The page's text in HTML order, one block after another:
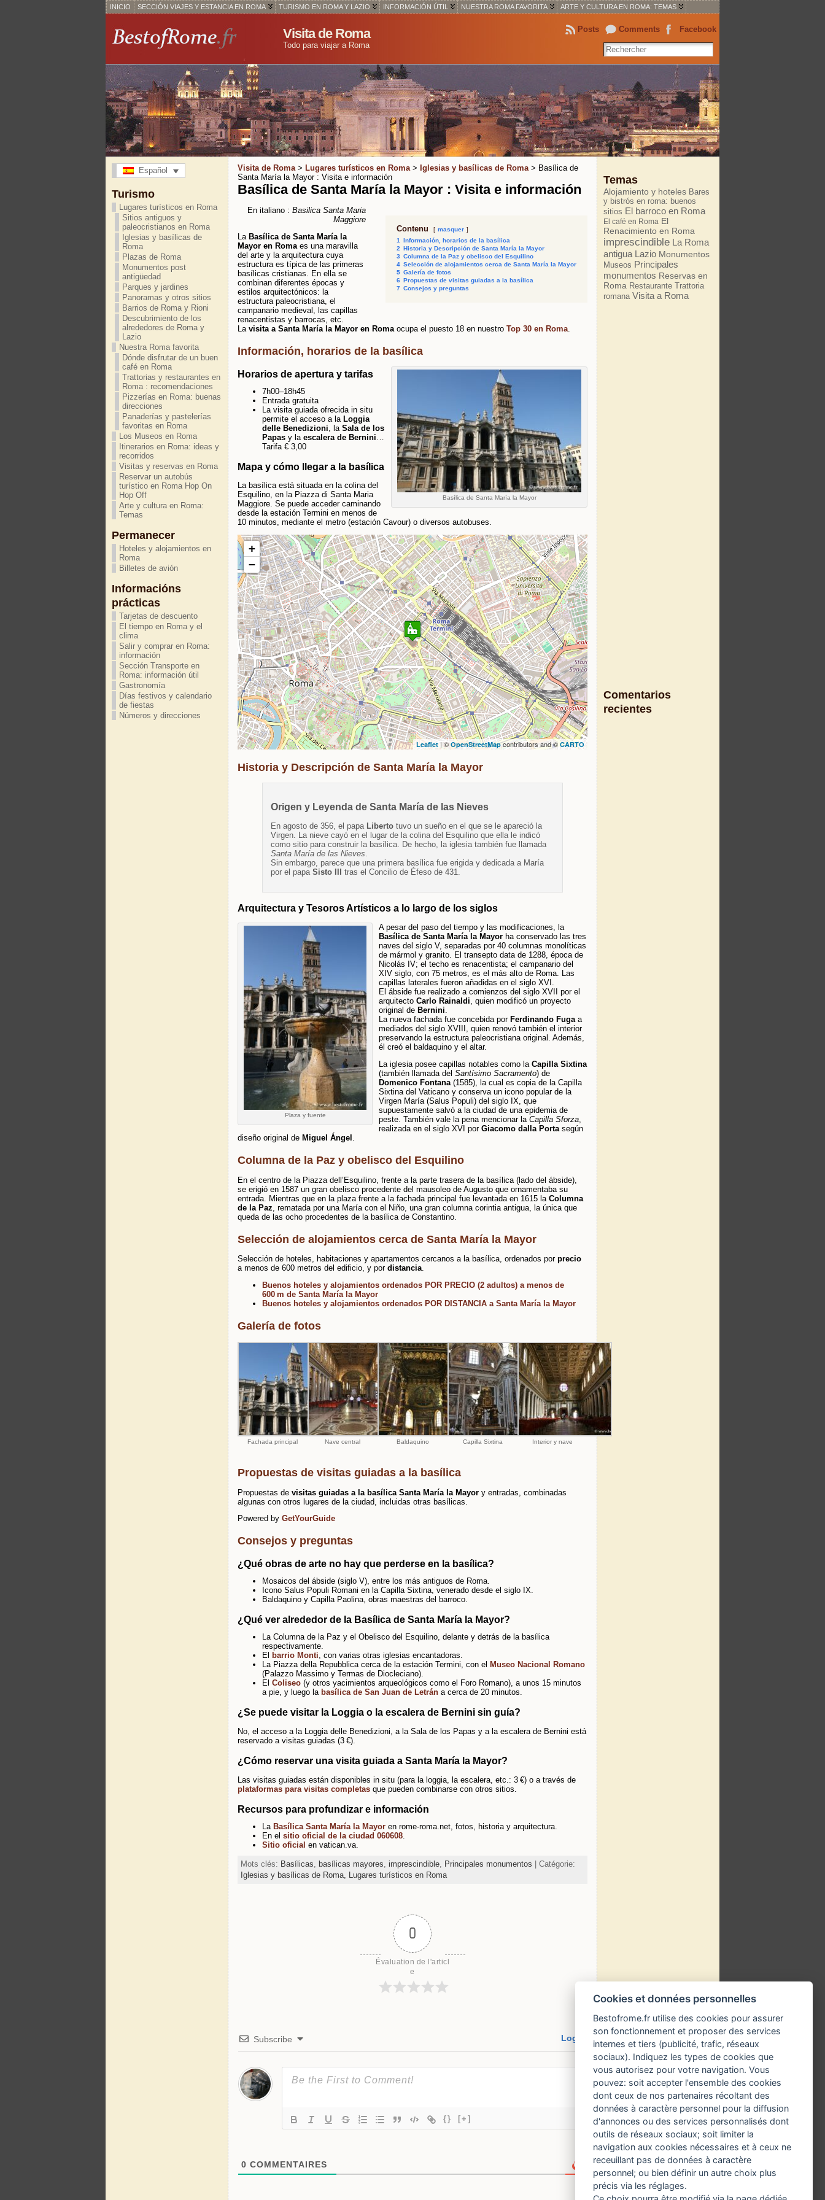
INICIO SECCIÓN VIAJES Y ESTANCIA EN ROMA TURISMO EN ROMA Y LAZIO INFORMACIÓN ÚTIL NUESTRA ROMA FAVORITA ARTE Y CULTURA EN ROMA: TEMAS
Visita de Roma
Todo para viajar a Roma
Facebook
Comments
Posts
Español
Turismo
Lugares turísticos en Roma
Sitios antiguos y
paleocristianos en Roma
Iglesias y basílicas de
Roma
Plazas de Roma
Monumentos post
antigüedad
Parques y jardines
Panoramas y otros sitios
Barrios de Roma y Rioni
Descubrimiento de los
alrededores de Roma y
Lazio
Nuestra Roma favorita
Dónde disfrutar de un buen
café en Roma
Trattorias y restaurantes en
Roma : recomendaciones
Pizzerías en Roma: buenas
direcciones
Panaderías y pastelerías
favoritas en Roma
Los Museos en Roma
Itinerarios en Roma: ideas y
recorridos
Visitas y reservas en Roma
Reservar un autobús
turístico en Roma Hop On
Hop Off
Arte y cultura en Roma:
Temas
Permanecer
Hoteles y alojamientos en
Roma
Billetes de avión
Informacións
prácticas
Tarjetas de descuento
El tiempo en Roma y el
clima
Salir y comprar en Roma:
información
Sección Transporte en
Roma: información útil
Gastronomía
Días festivos y calendario
de fiestas
Números y direcciones
Visita de Roma> Lugares turísticos en Roma> Iglesias y basílicas de Roma> Basílica de
Santa María la Mayor : Visita e información
Basílica de Santa María la Mayor : Visita e información
Contenu
masquer
1
Información, horarios de la basílica
2 Historia y Descripción de Santa María la Mayor
3 Columna de la Paz y obelisco del Esquilino
4 Selección de alojamientos cerca de Santa María la Mayor
5 Galería de fotos
6 Propuestas de visitas guiadas a la basílica
7 Consejos y preguntas
En italiano : Basilica Santa Maria
Maggiore
La Basílica de Santa María la
Mayor en Roma es una maravilla
del arte y la arquitectura cuya
estructura es típica de las primeras
basílicas cristianas. En ella se
combinan diferentes épocas y
estilos arquitectónicos: la
estructura paleocristiana, el
campanario medieval, las capillas
renacentistas y barrocas, etc.
La visita a Santa María la Mayor en Roma ocupa el puesto 18 en nuestro Top 30 en Roma
Información, horarios de la basílica
Basílica de Santa María la Mayor
Horarios de apertura y tarifas
7h00–18h45
Entrada gratuita
La visita guiada ofrecida in situ
permite el acceso a la Loggia
delle Benedizioni , la Sala de los
Papas y la escalera de Bernini
Tarifa € 3,00
Mapa y cómo llegar a la basílica
La basílica está situada en la colina del
Esquilino, en la Piazza di Santa Maria
Maggiore. Se puede acceder caminando
desde la estación Termini en menos de
10 minutos, mediante el metro (estación Cavour) o diversos autobuses.
Travelers' Map is loading...
If you see this after your page is loaded completely,
leafletJS files are missing.
+
−
Leaflet | © OpenStreetMapcontributors and © CARTO
Historia y Descripción de Santa María la Mayor
Origen y Leyenda de Santa María de las Nieves
En agosto de 356, el papa Libertotuvo un sueño en el que se le apareció la
Virgen. La nieve cayó en el lugar de la colina del Esquilino que ella le indicó
como sitio para construir la basílica. De hecho, la iglesia también fue llamada
Santa María de las Nieves
Sin embargo, parece que una primera basílica fue erigida y dedicada a María
por el papa Sisto III tras el Concilio de Éfeso de 431.
Arquitectura y Tesoros Artísticos a lo largo de los siglos
Plaza y fuente
A pesar del paso del tiempo y las modificaciones, la
Basílica de Santa María la Mayor ha conservado las tres
naves del siglo V, separadas por 40 columnas monolíticas
de mármol y granito. El transepto data de 1288, época de
Nicolás IV; el techo es renacentista; el campanario del
XIV siglo, con 75 metros, es el más alto de Roma. Las
capillas laterales fueron añadidas en el siglo XVI.
El ábside fue realizado a comienzos del siglo XVII por el
arquitecto Carlo Rainaldi , quien modificó un proyecto
original de Bernini
La nueva fachada fue concebida por Ferdinando Fuga a
mediados del siglo XVIII, quien renovó también el interior
preservando la estructura paleocristiana original. Además,
él creó el baldaquino y el altar.
La iglesia posee capillas notables como la Capilla Sixtina
(también llamada del Santísimo Sacramento) de
Domenico Fontana (1585), la cual es copia de la Capilla
Sixtina del Vaticano y conserva un icono popular de la
Virgen María (Salus Populi) del siglo IX, que
supuestamente salvó a la ciudad de una epidemia de
peste. También vale la pena mencionar la Capilla Sforza
realizada en el siglo XVI por Giacomo dalla Porta según
diseño original de Miguel Ángel
Columna de la Paz y obelisco del Esquilino
En el centro de la Piazza dell’Esquilino, frente a la parte trasera de la basílica (lado del ábside),
se erigió en 1587 un gran obelisco procedente del mausoleo de Augusto que ornamentaba su
entrada. Mientras que en la plaza frente a la fachada principal fue levantada en 1615 la Columna
de la Paz , rematada por una María con el Niño, una gran columna corintia antigua, la única que
queda de las ocho procedentes de la basílica de Constantino.
Selección de alojamientos cerca de Santa María la Mayor
Selección de hoteles, habitaciones y apartamentos cercanos a la basílica, ordenados por precio
a menos de 600 metros del edificio, y por distancia.
Buenos hoteles y alojamientos ordenados POR PRECIO (2 adultos) a menos de
600 m de Santa María la Mayor
Buenos hoteles y alojamientos ordenados POR DISTANCIA a Santa María la Mayor
Galería de fotos
Fachada principal Nave central Baldaquino Capilla Sixtina Interior y nave
Propuestas de visitas guiadas a la basílica
Propuestas de visitas guiadas a la basílica Santa María la Mayor y entradas, combinadas
algunas con otros lugares de la ciudad, incluidas otras basílicas.
Powered by GetYourGuide
Consejos y preguntas
¿Qué obras de arte no hay que perderse en la basílica?
Mosaicos del ábside (siglo V), entre los más antiguos de Roma.
Icono Salus Populi Romani en la Capilla Sixtina, venerado desde el siglo IX.
Baldaquino y Capilla Paolina, obras maestras del barroco.
¿Qué ver alrededor de la Basílica de Santa María la Mayor?
La Columna de la Paz y el Obelisco del Esquilino, delante y detrás de la basílica
respectivamente.
El barrio Monti, con varias otras iglesias encantadoras.
La Piazza della Repubblica cerca de la estación Termini, con el Museo Nacional Romano
(Palazzo Massimo y Termas de Diocleciano).
El Coliseo (y otros yacimientos arqueológicos como el Foro Romano), a unos 15 minutos
a pie, y luego la basílica de San Juan de Letrán a cerca de 20 minutos.
¿Se puede visitar la Loggia o la escalera de Bernini sin guía?
No, el acceso a la Loggia delle Benedizioni, a la Sala de los Papas y a la escalera de Bernini está
reservado a visitas guiadas (3 €).
¿Cómo reservar una visita guiada a Santa María la Mayor?
Las visitas guiadas están disponibles in situ (para la loggia, la escalera, etc.: 3 €) o a través de
plataformas para visitas completas que pueden combinarse con otros sitios.
Recursos para profundizar e información
La Basílica Santa María la Mayor en rome-roma.net, fotos, historia y arquitectura.
En el sitio oficial de la ciudad 060608
Sitio oficial en vatican.va.
Mots clés: Basílicas basílicas mayores imprescindible Principales monumentos | Catégorie:
Iglesias y basílicas de Roma,
Lugares turísticos en Roma
0
Évaluation de l'articl
e
Subscribe Login
{} [+]
0 COMMENTAIRES
Temas
Alojamiento y hoteles Bares
y bistrós en roma: buenos
sitios El barroco en Roma
El café en Roma El
Renacimiento en Roma
imprescindible La Roma
antigua Lazio Monumentos
Museos Principales
monumentos Reservas en
Roma Restaurante Trattoria
romana Visita a Roma
Comentarios
recientes
Cookies et données personnelles
Bestofrome.fr utilise des cookies pour assurer
son fonctionnement et proposer des services
internes et tiers (publicité, trafic, réseaux
sociaux). Indiquez les types de cookies que
vous autorisez pour votre navigation. Vous
pouvez: soit accepter l'ensemble des cookies
dont ceux de nos partenaires récoltant des
données à caractère personnel pour la diffusion
d'annonces ou des services personnalisés dont
outils de réseaux sociaux; soit limiter la
navigation aux cookies nécessaires et à ceux ne
receuillant pas de données à caractère
personnel; ou bien définir un autre choix plus
précis via les réglages.